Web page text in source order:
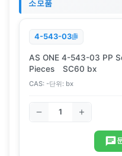
소모품
4-543-03
AS ONE 4-543-03 PP
Pieces SC60 bx
CAS: -단위: bx